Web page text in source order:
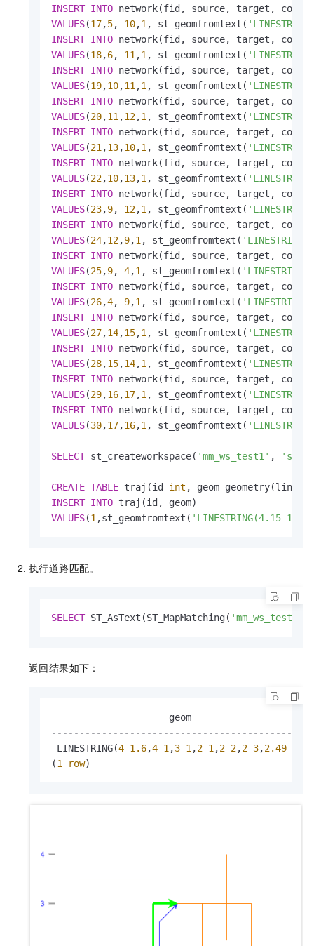
INSERT INTO
VALUES(17,5, 10,1 , st_geomfromtext(
INSERT INTO
VALUES(18,6, 11 ,1 , st_geomfromtext(
INSERT INTO
VALUES(19,10,11 ,1 , st_geomfromtext(
INSERT INTO
VALUES(20,11 ,12,1 , st_geomfromtext(
INSERT INTO
VALUES(21 ,13,10,1 , st_geomfromtext(
INSERT INTO
VALUES(22,10,13,1 , st_geomfromtext(
INSERT INTO
VALUES(23,9, 12,1 , st_geomfromtext(
INSERT INTO
VALUES(24,12,9,1 , st_geomfromtext(
INSERT INTO
VALUES(25,9, 4,1 , st_geomfromtext(
INSERT INTO
VALUES(26,4, 9,1 , st_geomfromtext(
INSERT INTO
VALUES(27,14,15,1 , st_geomfromtext(
INSERT INTO
VALUES(28,15,14,1 , st_geomfromtext(
INSERT INTO
VALUES(29,16,17,1 , st_geomfromtext(
INSERT INTO
VALUES(30,17,16,1 , st_geomfromtext(
SELECT st_createworkspace( 'mm_ws_test1' ,
CREATE TABLE traj(id int , geom
INSERT INTO
VALUES(1 ,st_geomfromtext( 'LINESTRING(4.15
执行道路匹配。
SELECT ST_AsText(ST_MapMatching( 'mm_ws_test'
返回结果如下：
----------------------------------------------
LINESTRING(4 1.6,4 1 ,3 1 ,2 1 ,2 2,2 3,2.49
(1 row)